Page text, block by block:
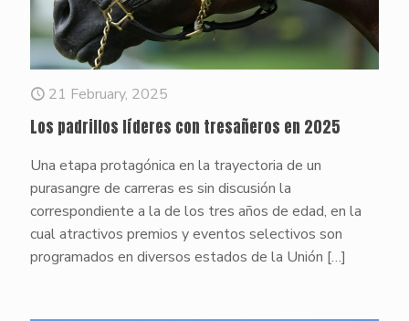
21 February, 2025
Los padrillos líderes con tresañeros en 2025
Una etapa protagónica en la trayectoria de un
purasangre de carreras es sin discusión la
correspondiente a la de los tres años de edad, en la
cual atractivos premios y eventos selectivos son
programados en diversos estados de la Unión […]